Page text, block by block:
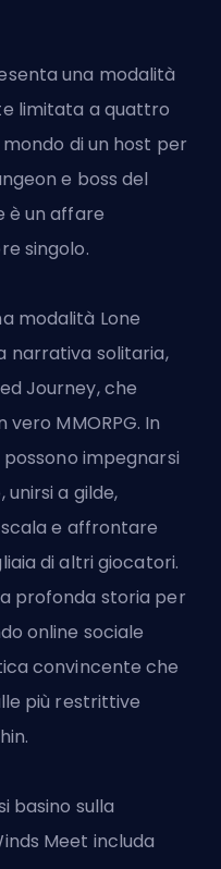
una modalità
limitata a quattro
di un host per
e boss del
è un affare
singolo.
modalità Lone
narrativa solitaria,
Journey, che
MMORPG. In
impegnarsi
a gilde,
e affrontare
di altri giocatori.
profonda storia per
online sociale
convincente che
più restrittive
basino sulla
Meet includa